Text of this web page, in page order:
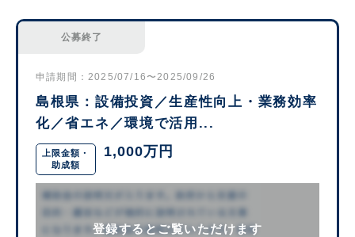
公募終了
申請期間：2025/07/16〜2025/09/26
島根県：設備投資／生産性向上・業務効率
化／省エネ／環境で活用...
上限金額・
助成額
1,000万円
登録するとご覧いただけます